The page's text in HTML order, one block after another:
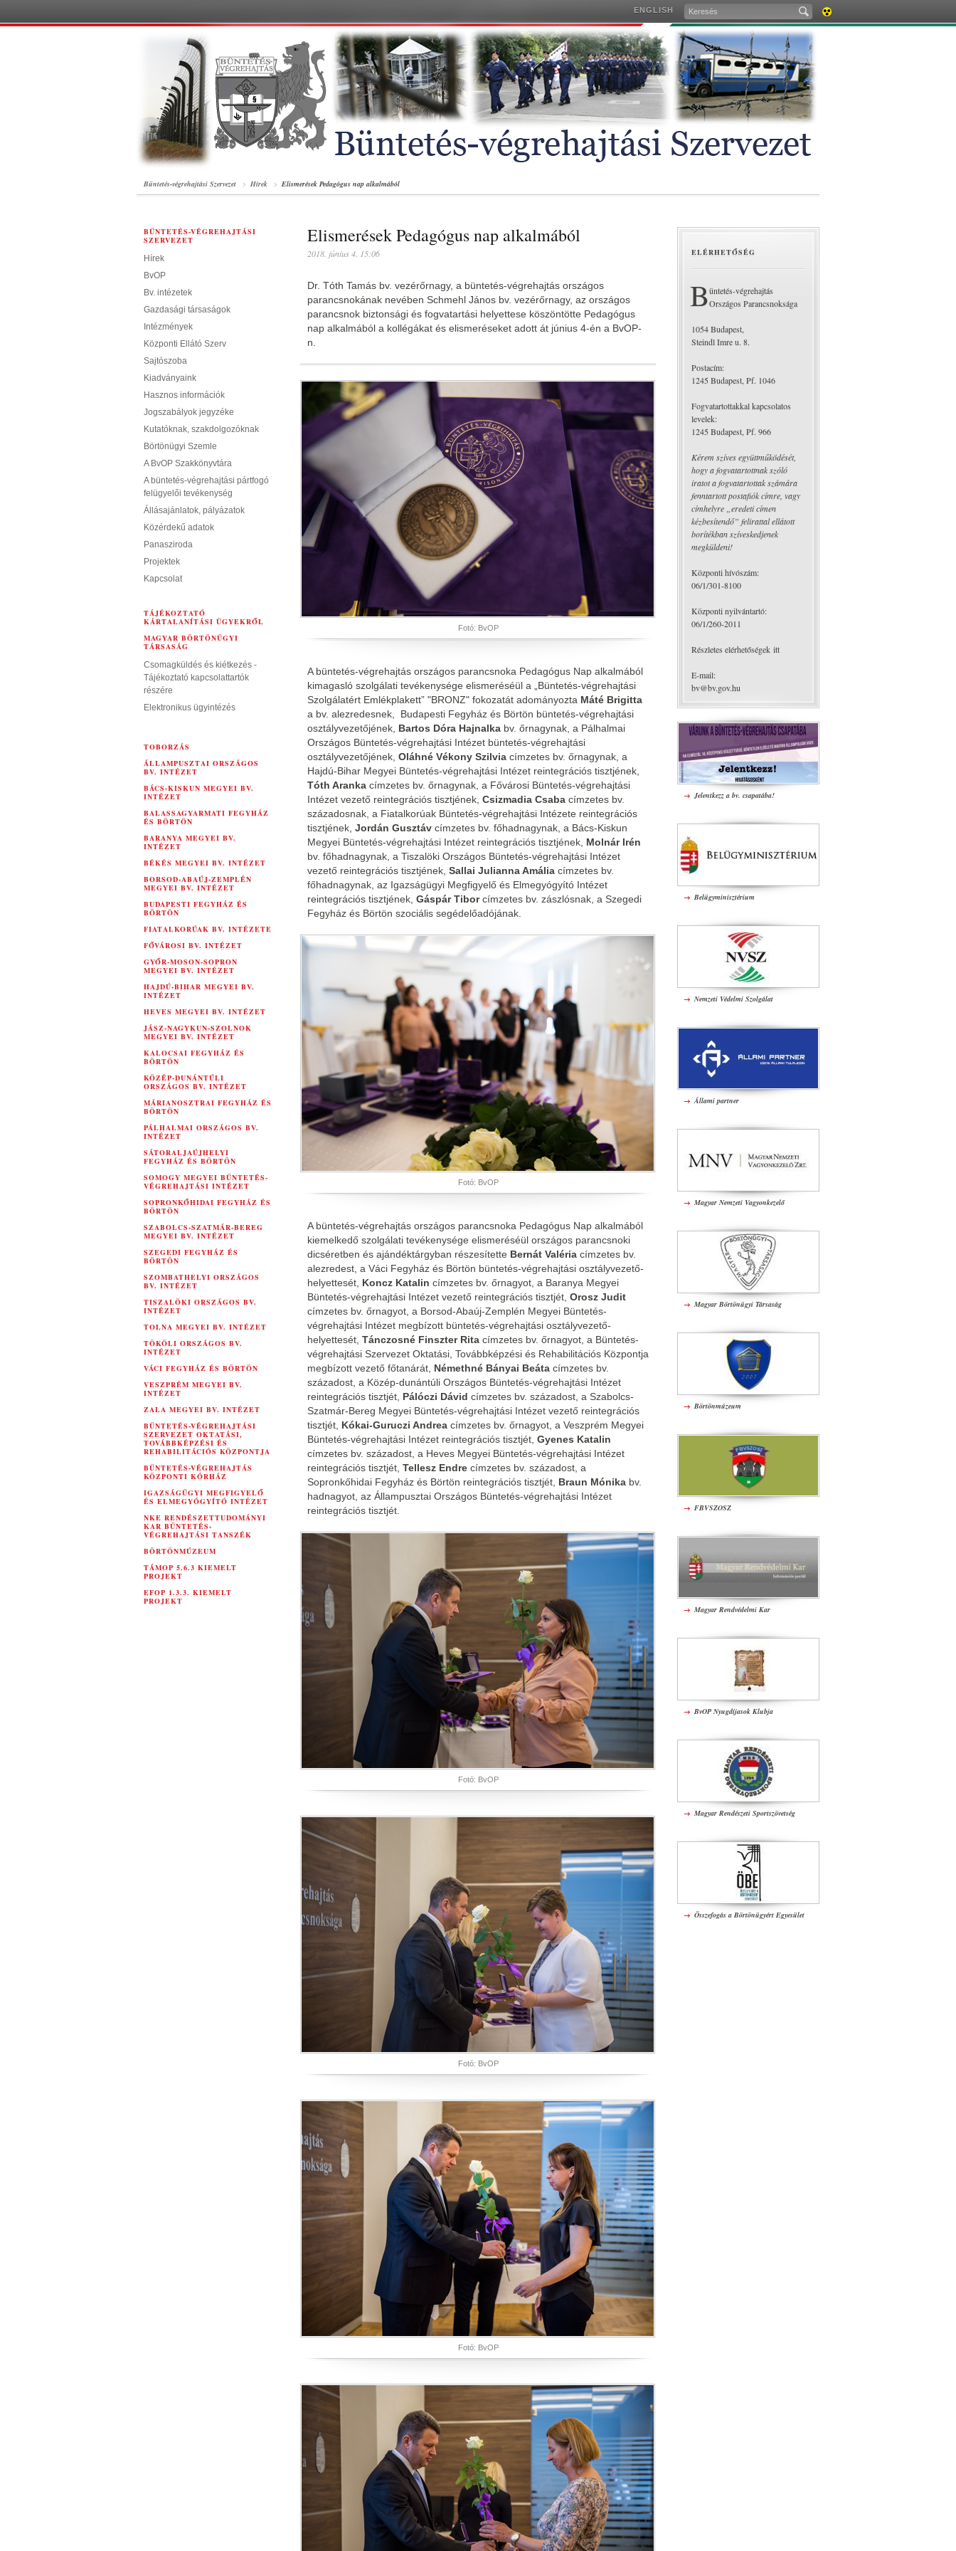
ENGLISH
Büntetés-végrehajtási Szervezet Hírek Elismerések Pedagógus nap alkalmából
BÜNTETÉS-VÉGREHAJTÁSI
SZERVEZET
Hírek
BvOP
Bv. intézetek
Gazdasági társaságok
Intézmények
Központi Ellátó Szerv
Sajtószoba
Kiadványaink
Hasznos információk
Jogszabályok jegyzéke
Kutatóknak, szakdolgozóknak
Börtönügyi Szemle
A BvOP Szakkönyvtára
A büntetés-végrehajtási pártfogó
felügyelői tevékenység
Állásajánlatok, pályázatok
Közérdekű adatok
Panasziroda
Projektek
Kapcsolat
TÁJÉKOZTATÓ
KÁRTALANÍTÁSI ÜGYEKRŐL
MAGYAR BÖRTÖNÜGYI
TÁRSASÁG
Csomagküldés és kiétkezés -
Tájékoztató kapcsolattartók
részére
Elektronikus ügyintézés
TOBORZÁS
ÁLLAMPUSZTAI ORSZÁGOS
BV. INTÉZET
BÁCS-KISKUN MEGYEI BV.
INTÉZET
BALASSAGYARMATI FEGYHÁZ
ÉS BÖRTÖN
BARANYA MEGYEI BV.
INTÉZET
BÉKÉS MEGYEI BV. INTÉZET
BORSOD-ABAÚJ-ZEMPLÉN
MEGYEI BV. INTÉZET
BUDAPESTI FEGYHÁZ ÉS
BÖRTÖN
FIATALKORÚAK BV. INTÉZETE
FŐVÁROSI BV. INTÉZET
GYŐR-MOSON-SOPRON
MEGYEI BV. INTÉZET
HAJDÚ-BIHAR MEGYEI BV.
INTÉZET
HEVES MEGYEI BV. INTÉZET
JÁSZ-NAGYKUN-SZOLNOK
MEGYEI BV. INTÉZET
KALOCSAI FEGYHÁZ ÉS
BÖRTÖN
KÖZÉP-DUNÁNTÚLI
ORSZÁGOS BV. INTÉZET
MÁRIANOSZTRAI FEGYHÁZ ÉS
BÖRTÖN
PÁLHALMAI ORSZÁGOS BV.
INTÉZET
SÁTORALJAÚJHELYI
FEGYHÁZ ÉS BÖRTÖN
SOMOGY MEGYEI BÜNTETÉS-
VÉGREHAJTÁSI INTÉZET
SOPRONKŐHIDAI FEGYHÁZ ÉS
BÖRTÖN
SZABOLCS-SZATMÁR-BEREG
MEGYEI BV. INTÉZET
SZEGEDI FEGYHÁZ ÉS
BÖRTÖN
SZOMBATHELYI ORSZÁGOS
BV. INTÉZET
TISZALÖKI ORSZÁGOS BV.
INTÉZET
TOLNA MEGYEI BV. INTÉZET
TÖKÖLI ORSZÁGOS BV.
INTÉZET
VÁCI FEGYHÁZ ÉS BÖRTÖN
VESZPRÉM MEGYEI BV.
INTÉZET
ZALA MEGYEI BV. INTÉZET
BÜNTETÉS-VÉGREHAJTÁSI
SZERVEZET OKTATÁSI,
TOVÁBBKÉPZÉSI ÉS
REHABILITÁCIÓS KÖZPONTJA
BÜNTETÉS-VÉGREHAJTÁS
KÖZPONTI KÓRHÁZ
IGAZSÁGÜGYI MEGFIGYELŐ
ÉS ELMEGYÓGYÍTÓ INTÉZET
NKE RENDÉSZETTUDOMÁNYI
KAR BÜNTETÉS-
VÉGREHAJTÁSI TANSZÉK
BÖRTÖNMÚZEUM
TÁMOP 5.6.3 KIEMELT
PROJEKT
EFOP 1.3.3. KIEMELT
PROJEKT
Elismerések Pedagógus nap alkalmából
2018. június 4. 15:06
Dr. Tóth Tamás bv. vezérőrnagy, a büntetés-végrehajtás országos
parancsnokának nevében Schmehl János bv. vezérőrnagy, az országos
parancsnok biztonsági és fogvatartási helyettese köszöntötte Pedagógus
nap alkalmából a kollégákat és elismeréseket adott át június 4-én a BvOP-
n.
Fotó: BvOP
A büntetés-végrehajtás országos parancsnoka Pedagógus Nap alkalmából
kimagasló szolgálati tevékenysége elismeréséül a „Büntetés-végrehajtási
Szolgálatért Emlékplakett” "BRONZ" fokozatát adományozta Máté Brigitta
a bv. alezredesnek, Budapesti Fegyház és Börtön büntetés-végrehajtási
osztályvezetőjének, Bartos Dóra Hajnalka bv. őrnagynak, a Pálhalmai
Országos Büntetés-végrehajtási Intézet büntetés-végrehajtási
osztályvezetőjének, Oláhné Vékony Szilvia címzetes bv. őrnagynak, a
Hajdú-Bihar Megyei Büntetés-végrehajtási Intézet reintegrációs tisztjének,
Tóth Aranka címzetes bv. őrnagynak, a Fővárosi Büntetés-végrehajtási
Intézet vezető reintegrációs tisztjének, Csizmadia Csaba címzetes bv.
századosnak, a Fiatalkorúak Büntetés-végrehajtási Intézete reintegrációs
tisztjének, Jordán Gusztáv címzetes bv. főhadnagynak, a Bács-Kiskun
Megyei Büntetés-végrehajtási Intézet reintegrációs tisztjének, Molnár Irén
bv. főhadnagynak, a Tiszalöki Országos Büntetés-végrehajtási Intézet
vezető reintegrációs tisztjének, Sallai Julianna Amália címzetes bv.
főhadnagynak, az Igazságügyi Megfigyelő és Elmegyógyító Intézet
reintegrációs tisztjének, Gáspár Tiborcímzetes bv. zászlósnak, a Szegedi
Fegyház és Börtön szociális segédelőadójának.
Fotó: BvOP
A büntetés-végrehajtás országos parancsnoka Pedagógus Nap alkalmából
kiemelkedő szolgálati tevékenysége elismeréséül országos parancsnoki
dicséretben és ajándéktárgyban részesítette Bernát Valéria címzetes bv.
alezredest, a Váci Fegyház és Börtön büntetés-végrehajtási osztályvezető-
helyettesét, Koncz Katalin címzetes bv. őrnagyot, a Baranya Megyei
Büntetés-végrehajtási Intézet vezető reintegrációs tisztjét, Orosz Judit
címzetes bv. őrnagyot, a Borsod-Abaúj-Zemplén Megyei Büntetés-
végrehajtási Intézet megbízott büntetés-végrehajtási osztályvezető-
helyettesét, Tánczosné Finszter Rita címzetes bv. őrnagyot, a Büntetés-
végrehajtási Szervezet Oktatási, Továbbképzési és Rehabilitációs Központja
megbízott vezető főtanárát, Némethné Bányai Beáta címzetes bv.
századost, a Közép-dunántúli Országos Büntetés-végrehajtási Intézet
reintegrációs tisztjét, Pálóczi Dávid címzetes bv. századost, a Szabolcs-
Szatmár-Bereg Megyei Büntetés-végrehajtási Intézet vezető reintegrációs
tisztjét, Kókai-Guruczi Andrea címzetes bv. őrnagyot, a Veszprém Megyei
Büntetés-végrehajtási Intézet reintegrációs tisztjét, Gyenes Katalin
címzetes bv. századost, a Heves Megyei Büntetés-végrehajtási Intézet
reintegrációs tisztjét, Tellesz Endre címzetes bv. századost, a
Sopronkőhidai Fegyház és Börtön reintegrációs tisztjét, Braun Mónika bv.
hadnagyot, az Állampusztai Országos Büntetés-végrehajtási Intézet
reintegrációs tisztjét.
Fotó: BvOP
Fotó: BvOP
Fotó: BvOP
ELÉRHETŐSÉG
Büntetés-végrehajtás
Országos Parancsnoksága
1054 Budapest,
Steindl Imre u. 8.
Postacím:
1245 Budapest, Pf. 1046
Fogvatartottakkal kapcsolatos
levelek:
1245 Budapest, Pf. 966
Kérem szíves együttműködését,
hogy a fogvatartottnak szóló
iratot a fogvatartottak számára
fenntartott postafiók címre, vagy
címhelyre „eredeti címen
kézbesítendő” felirattal ellátott
borítékban szíveskedjenek
megküldeni!
Központi hívószám:
06/1/301-8100
Központi nyilvántartó:
06/1/260-2011
Részletes elérhetőségek itt
E-mail:
bv@bv.gov.hu
Jelentkezz a bv. csapatába!
Belügyminisztérium
Nemzeti Védelmi Szolgálat
Állami partner
Magyar Nemzeti Vagyonkezelő
Magyar Börtönügyi Társaság
Börtönmúzeum
FBVSZOSZ
Magyar Rendvédelmi Kar
BvOP Nyugdíjasok Klubja
Magyar Rendészeti Sportszövetség
Összefogás a Börtönügyért Egyesület